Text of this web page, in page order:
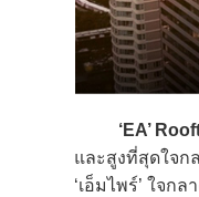
‘EA’
และสูงที่สุดใจก
‘เอ็มไพร์’ ใจก